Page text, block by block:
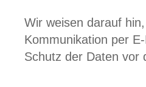
Wir weisen darauf
Kommunikation per
Schutz der Daten vor